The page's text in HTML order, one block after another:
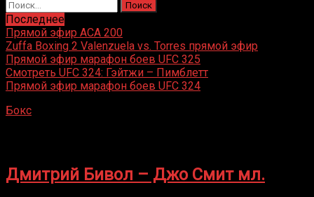
Найти:
Последнее
Прямой эфир ACA 200
Zuffa Boxing 2 Valenzuela vs. Torres прямой эфир
Прямой эфир марафон боев UFC 325
Смотреть UFC 324: Гэйтжи – Пимблетт
Прямой эфир марафон боев UFC 324
Бокс
Дмитрий Бивол – Джо Смит мл.